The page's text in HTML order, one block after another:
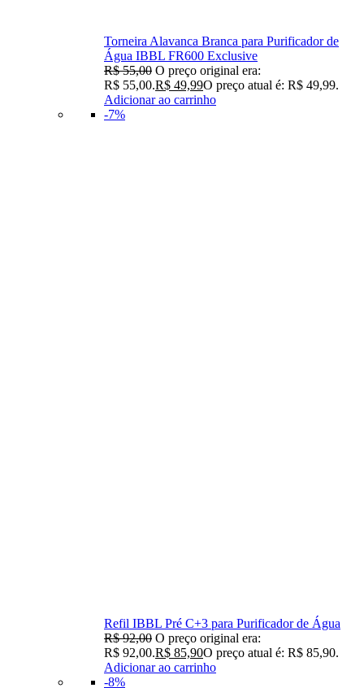
Torneira Alavanca Branca para Purificador de
Água IBBL FR600 Exclusive
R$55,00 O preço original era:
R$ 55,00.R$ 49,99O preço atual é: R$ 49,99.
Adicionar ao carrinho
-7%
Refil IBBL Pré C+3 para Purificador de Água
R$92,00 O preço original era:
R$ 92,00.R$ 85,90O preço atual é: R$ 85,90.
Adicionar ao carrinho
-8%